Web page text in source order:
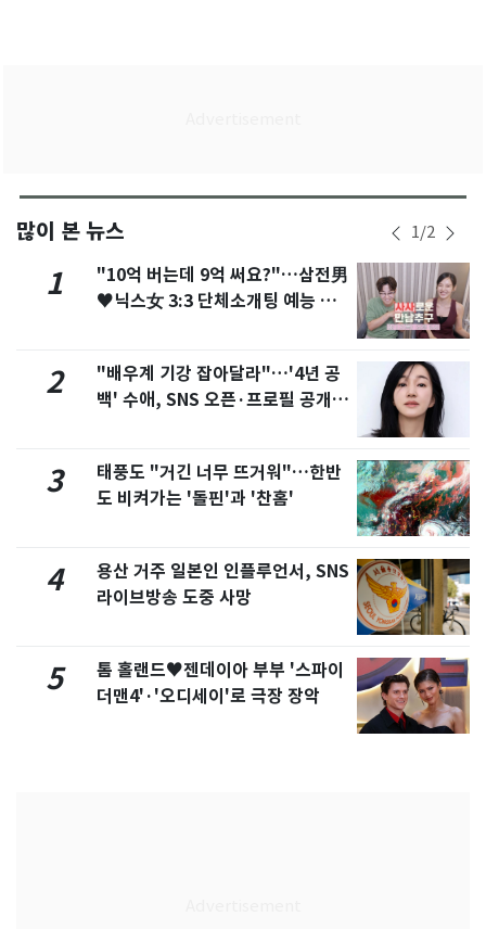
많이 본 뉴스 1/2
1
"10억 버는데 9억 써요?"…삼전男
♥닉스女 3:3 단체소개팅 예능 화
2
"배우계 기강 잡아달라"…'4년 공
백' 수애, SNS 오픈·프로필 공개
3
태풍도 "거긴 너무 뜨거워"…한반
도 비켜가는 '돌핀'과 '찬홈'
4
용산 거주 일본인 인플루언서, SNS
라이브방송 도중 사망
5
톰 홀랜드♥젠데이아 부부 '스파이
더맨4'·'오디세이'로 극장 장악